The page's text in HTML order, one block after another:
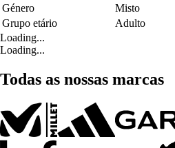
Género
Misto
Grupo etário
Adulto
Loading...
Loading...
Todas as nossas marcas